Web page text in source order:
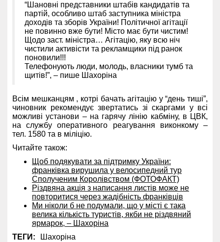
“Шановні представники штабів кандидатів та
партій, особливо штаб заступника міністра
доходів та зборів України! Політичної агітації
не повинно вже бути! Місто має бути чистим!
Щодо заст. міністра… Агітацію, яку всю ніч
чистили активісти та рекламщики під ранок
поновили!!!
Телефонують люди, молодь, власники тумб та
щитів!”, – пише Шахоріна
Всім мешканцям , котрі бачать агітацію у “день тиші”,
чиновник рекомендує звертатись зі скаргами у всі
можливі установи – на гарячу лінію кабміну, в ЦВК,
на службу оперативного реагування виконкому –
тел. 1580 та в міліцію.
Читайте також:
Щоб подякувати за підтримку України:
франківка вирушила у велосипедний тур
Сполученим Королівством (ФОТОФАКТ)
Різдвяна акція з написання листів може не
повторитися через жадібність франківців
Ми ніколи б не подумали, що у місті є така
велика кількість туристів, якби не різдвяний
ярмарок, – Шахоріна
ТЕГИ:
Шахоріна